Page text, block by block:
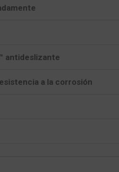
antideslizante
a la corrosión